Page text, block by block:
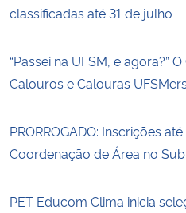
classificadas até 31 de julho
“Passei na UFSM, e agora?”
Calouros e Calouras UFSMers
PRORROGADO: Inscrições
Coordenação de Área no
PET Educom Clima inicia